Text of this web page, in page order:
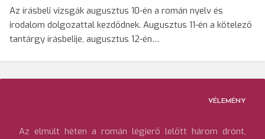
Az írásbeli vizsgák augusztus 10-én a román nyelv és
irodalom dolgozattal kezdődnek. Augusztus 11-én a kötelező
tantárgy írásbelije, augusztus 12-én…
VÉLEMÉNY
Az elmúlt héten a román légierő lelőtt három drónt,